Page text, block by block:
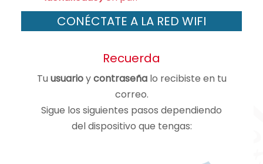
CONÉCTATE A LA RED WIFI
Recuerda
Tu usuarioycontraseñalo recibiste en tu
correo.
Sigue los siguientes pasos dependiendo
del dispositivo que tengas: